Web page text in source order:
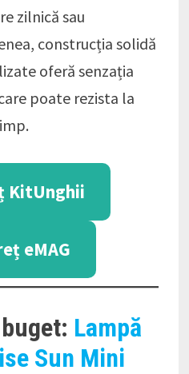
zilnică sau
construcția solidă
oferă senzația
poate rezista la
KitUnghii
eMAG
Lampă
Sun Mini